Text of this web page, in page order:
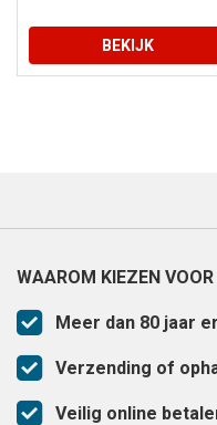
BEKIJK
WAAROM KIEZEN
Meer dan 80 jaar
Verzending of
Veilig online